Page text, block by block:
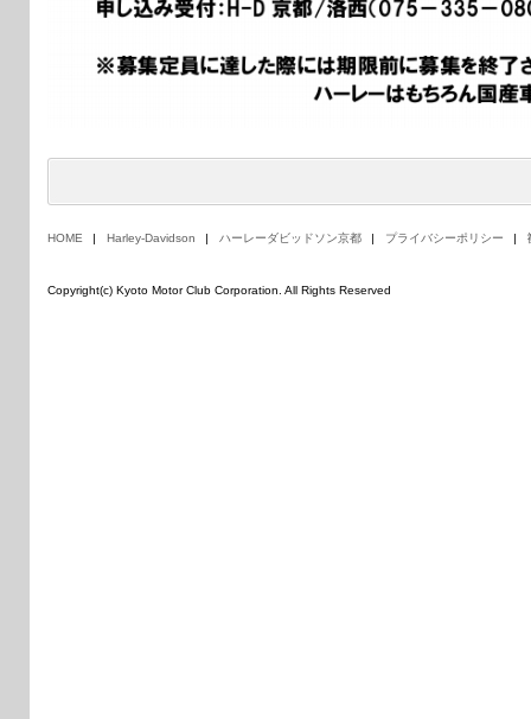
HOME Harley-Davidson ハーレーダビッドソン京都 プライバシーポリシー
Copyright(c) Kyoto Motor Club Corporation. All Rights Reserved